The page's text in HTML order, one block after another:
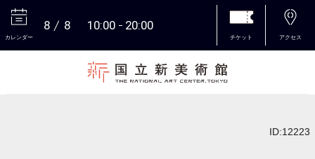
カレンダー
8 8 10:00 20:00
チケット アクセス
ID:12223